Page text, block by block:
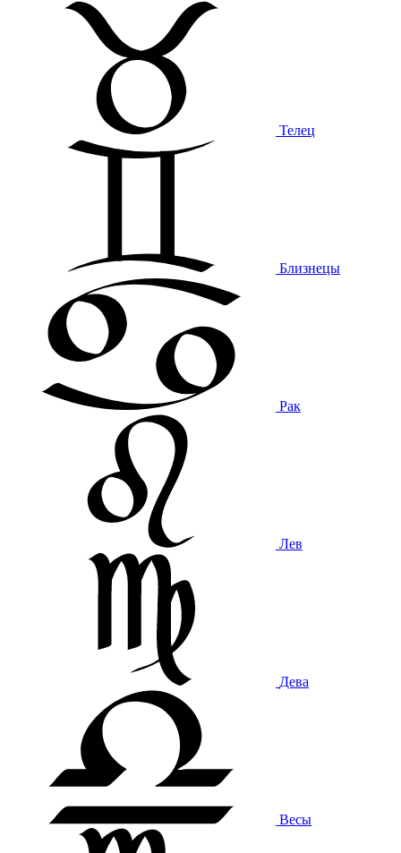
Телец
Близнецы
Рак
Лев
Дева
Весы